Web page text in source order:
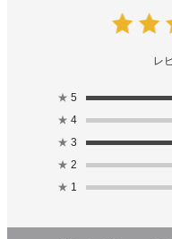
レ
★ 5
★ 4
★ 3
★ 2
★ 1